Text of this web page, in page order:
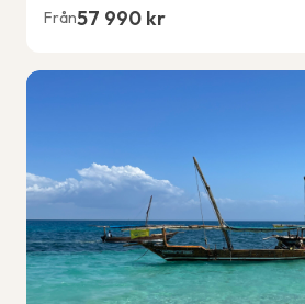
Från57 990 kr